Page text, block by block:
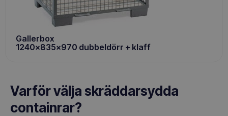
Gallerbox
1240x835x970 dubbeldörr + klaff
Varför välja skräddarsydda
containrar?